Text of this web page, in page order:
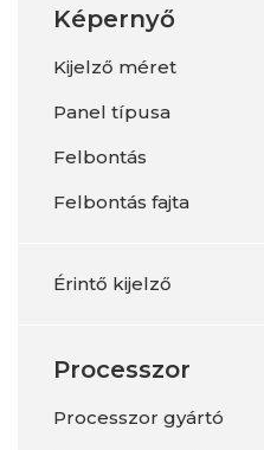
Képernyő
Kijelző méret
Panel típusa
Felbontás
Felbontás fajta
Érintő kijelző
Processzor
Processzor gyártó